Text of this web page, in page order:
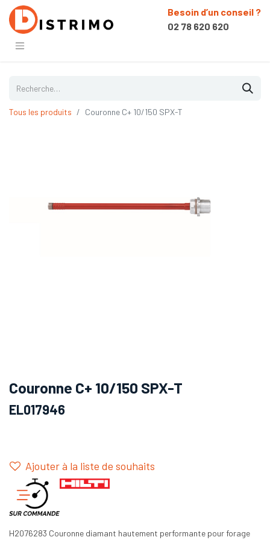
Besoin d’un conseil ?
02 78 620 620
Tous les produits Couronne C+ 10/150 SPX-T
Couronne C+ 10/150 SPX-T
EL017946
Ajouter à la liste de souhaits
H2076283 Couronne diamant hautement performante pour forage